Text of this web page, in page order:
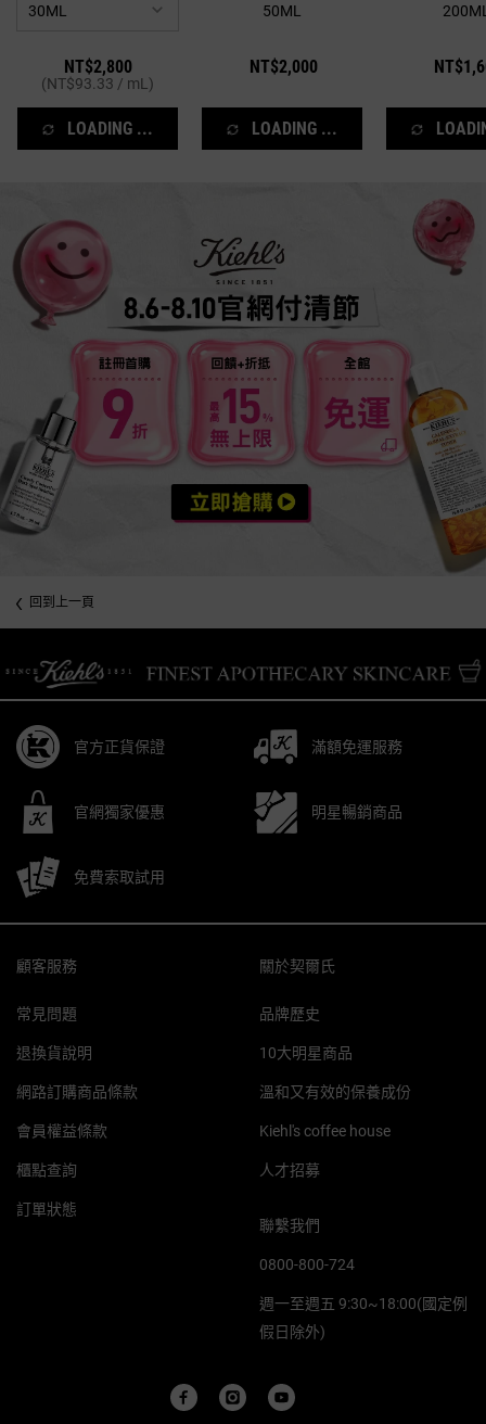
NT$2,800
(NT$93.33 / mL)
LOADING ...
50ML
NT$2,000
LOADING ...
回到上一頁
官方正貨保證 滿額免運服務
官網獨家優惠 明星暢銷商品
免費索取試用
顧客服務
常見問題
退換貨說明
網路訂購商品條款
會員權益條款
櫃點查詢
訂單狀態
關於契爾氏
品牌歷史
10大明星商品
溫和又有效的保養成份
Kiehl's coffee house
人才招募
聯繫我們
0800-800-724
週一至週五 9:30~18:00(國定例
假日除外)